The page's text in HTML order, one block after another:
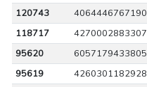
120743
4064446767190
118717
4270002883307
95620
6057179433805
95619
4260301182928